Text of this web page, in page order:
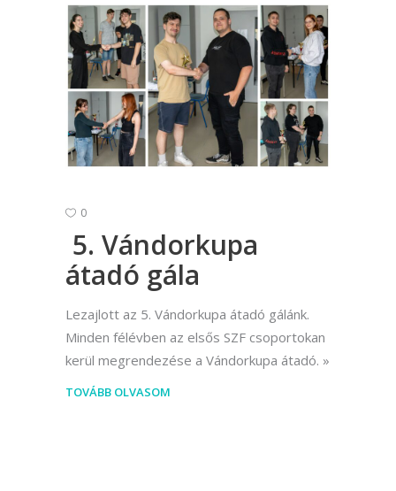
0
5. Vándorkupa
átadó gála
Lezajlott az 5. Vándorkupa átadó gálánk.
Minden félévben az elsős SZF csoportokan
kerül megrendezése a Vándorkupa átadó.
TOVÁBB OLVASOM